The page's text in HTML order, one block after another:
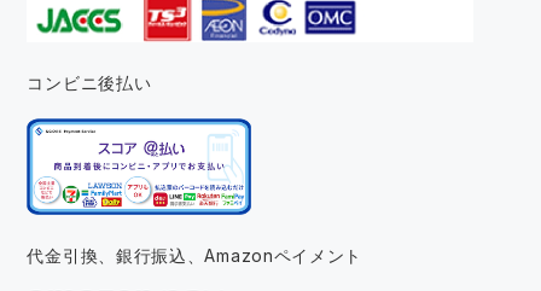
コンビニ後払い
代金引換、銀行振込、Amazonペイメント